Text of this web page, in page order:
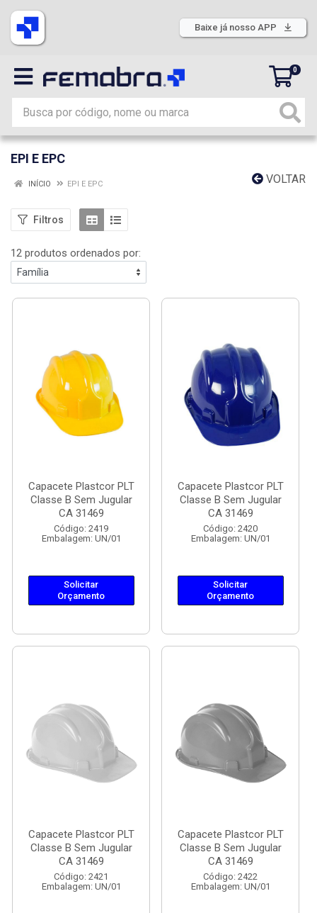
Baixe já nosso APP
0
EPI E EPC
VOLTAR
INÍCIO EPI E EPC
Filtros
12 produtos ordenados por:
Capacete Plastcor PLT
Classe B Sem Jugular
CA 31469
Código: 2419
Embalagem: UN/01
Solicitar
Orçamento
Capacete Plastcor PLT
Classe B Sem Jugular
CA 31469
Código: 2420
Embalagem: UN/01
Solicitar
Orçamento
Capacete Plastcor PLT
Classe B Sem Jugular
CA 31469
Código: 2421
Embalagem: UN/01
Capacete Plastcor PLT
Classe B Sem Jugular
CA 31469
Código: 2422
Embalagem: UN/01